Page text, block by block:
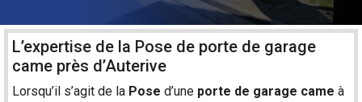
L’expertise de la Pose de porte de garage
came près d’Auterive
Lorsqu’il s’agit de la Pose d’une porte de garage came à